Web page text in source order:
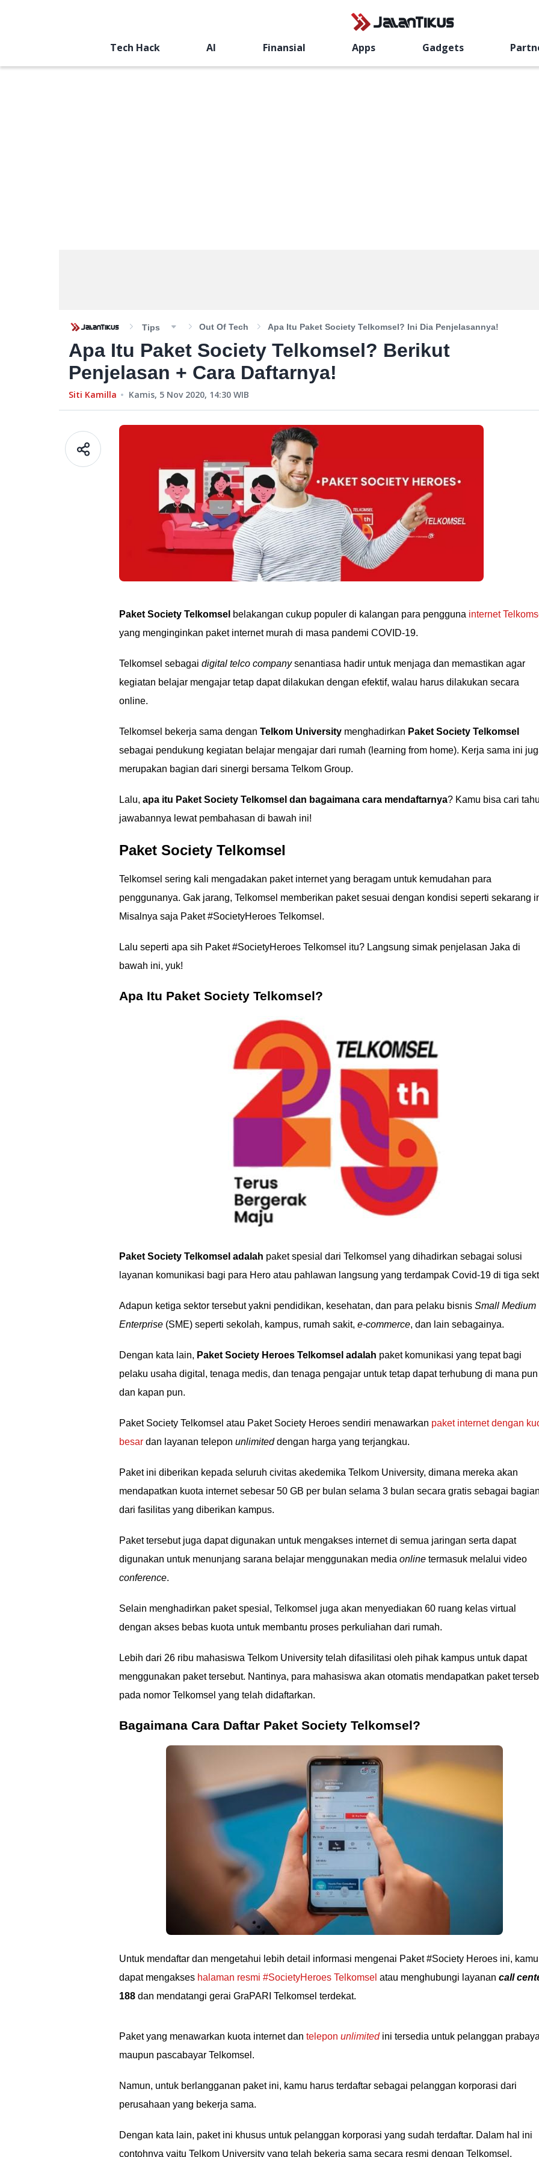
Tech Hack AI Finansial Apps Gadgets
Tips Out Of Tech Apa Itu Paket Society Telkomsel? Ini Dia Penjelasannya!
Apa Itu Paket Society Telkomsel? Berikut
Penjelasan + Cara Daftarnya!
Siti Kamilla Kamis, 5 Nov 2020, 14:30 WIB
Paket Society Telkomsel belakangan cukup populer di kalangan para pengguna internet
yang menginginkan paket internet murah di masa pandemi COVID-19.
Telkomsel sebagai digital telco companysenantiasa hadir untuk menjaga dan memastikan agar
kegiatan belajar mengajar tetap dapat dilakukan dengan efektif, walau harus dilakukan secara
online.
Telkomsel bekerja sama dengan Telkom University menghadirkan Paket Society Telkomsel
sebagai pendukung kegiatan belajar mengajar dari rumah (learning from home). Kerja sama ini
merupakan bagian dari sinergi bersama Telkom Group.
Lalu, apa itu Paket Society Telkomsel dan bagaimana cara mendaftarnya? Kamu bisa cari
jawabannya lewat pembahasan di bawah ini!
Paket Society Telkomsel
Telkomsel sering kali mengadakan paket internet yang beragam untuk kemudahan para
penggunanya. Gak jarang, Telkomsel memberikan paket sesuai dengan kondisi seperti sekarang
Misalnya saja Paket #SocietyHeroes Telkomsel.
Lalu seperti apa sih Paket #SocietyHeroes Telkomsel itu? Langsung simak penjelasan Jaka di
bawah ini, yuk!
Apa Itu Paket Society Telkomsel?
Paket Society Telkomsel adalah paket spesial dari Telkomsel yang dihadirkan sebagai solusi
layanan komunikasi bagi para Hero atau pahlawan langsung yang terdampak Covid-19 di tiga
Adapun ketiga sektor tersebut yakni pendidikan, kesehatan, dan para pelaku bisnis Small Medium
Enterprise (SME) seperti sekolah, kampus, rumah sakit, e-commerce, dan lain sebagainya.
Dengan kata lain, Paket Society Heroes Telkomsel adalah paket komunikasi yang tepat bagi
pelaku usaha digital, tenaga medis, dan tenaga pengajar untuk tetap dapat terhubung di mana pun
dan kapan pun.
Paket Society Telkomsel atau Paket Society Heroes sendiri menawarkan paket internet dengan
besar dan layanan telepon unlimiteddengan harga yang terjangkau.
Paket ini diberikan kepada seluruh civitas akedemika Telkom University, dimana mereka akan
mendapatkan kuota internet sebesar 50 GB per bulan selama 3 bulan secara gratis sebagai
dari fasilitas yang diberikan kampus.
Paket tersebut juga dapat digunakan untuk mengakses internet di semua jaringan serta dapat
digunakan untuk menunjang sarana belajar menggunakan media online termasuk melalui video
conference.
Selain menghadirkan paket spesial, Telkomsel juga akan menyediakan 60 ruang kelas virtual
dengan akses bebas kuota untuk membantu proses perkuliahan dari rumah.
Lebih dari 26 ribu mahasiswa Telkom University telah difasilitasi oleh pihak kampus untuk dapat
menggunakan paket tersebut. Nantinya, para mahasiswa akan otomatis mendapatkan paket
pada nomor Telkomsel yang telah didaftarkan.
Bagaimana Cara Daftar Paket Society Telkomsel?
Untuk mendaftar dan mengetahui lebih detail informasi mengenai Paket #Society Heroes ini, kamu
dapat mengakses halaman resmi #SocietyHeroes Telkomsel atau menghubungi layanan call
188 dan mendatangi gerai GraPARI Telkomsel terdekat.
Paket yang menawarkan kuota internet dan telepon unlimitedini tersedia untuk pelanggan
maupun pascabayar Telkomsel.
Namun, untuk berlangganan paket ini, kamu harus terdaftar sebagai pelanggan korporasi dari
perusahaan yang bekerja sama.
Dengan kata lain, paket ini khusus untuk pelanggan korporasi yang sudah terdaftar. Dalam hal ini
contohnya yaitu Telkom University yang telah bekerja sama secara resmi dengan Telkomsel.